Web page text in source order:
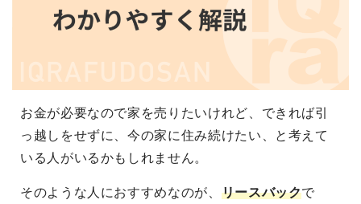
お金が必要なので家を売りたいけれど、できれば引
っ越しをせずに、今の家に住み続けたい、と考えて
いる人がいるかもしれません。
そのような人におすすめなのが、 リースバックで